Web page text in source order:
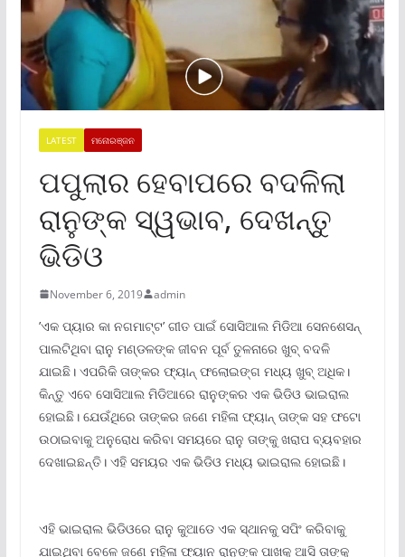
LATEST ମନୋରଞ୍ଜନ
ପପୁଲାର ହେବାପରେ ବଦଳିଲା
ରାନୁଙ୍କ ସ୍ୱଭାବ, ଦେଖନ୍ତୁ
ଭିଡିଓ
November 6, 2019 admin
’ଏକ ପ୍ୟାର କା ନଗମାଟ୍ଟ’ ଗୀତ ପାଇଁ ସୋସିଆଲ ମିଡିଆ ସେନଶେସନ୍
ପାଲଟିଥିବା ରାନୁ ମଣ୍ଡଳଙ୍କ ଜୀବନ ପୂର୍ବ ତୁଳନାରେ ଖୁବ୍ ବଦଳି
ଯାଇଛି। ଏପରିକି ତାଙ୍କର ଫ୍ୟାନ୍ ଫଲୋଇଙ୍ଗ ମଧ୍ୟ ଖୁବ୍ ଅଧିକ।
କିନ୍ତୁ ଏବେ ସୋସିଆଲ ମିଡିଆରେ ରାନୁଙ୍କର ଏକ ଭିଡିଓ ଭାଇରାଲ
ହୋଇଛି। ଯେଉଁଥିରେ ତାଙ୍କର ଜଣେ ମହିଳା ଫ୍ୟାନ୍ ତାଙ୍କ ସହ ଫଟୋ
ଉଠାଇବାକୁ ଅନୁରୋଧ କରିବା ସମୟରେ ରାନୁ ତାଙ୍କୁ ଖରାପ ବ୍ୟବହାର
ଦେଖାଇଛନ୍ତି। ଏହି ସମୟର ଏକ ଭିଡିଓ ମଧ୍ୟ ଭାଇରାଲ ହୋଇଛି।
ଏହି ଭାଇରାଲ ଭିଡିଓରେ ରାନୁ କୁଆଡେ ଏକ ସ୍ଥାନକୁ ସପିଂ କରିବାକୁ
ଯାଇଥିବା ବେଳେ ଜଣେ ମହିଳା ଫ୍ୟାନ ରାନୁଙ୍କ ପାଖକୁ ଆସି ତାଙ୍କୁ